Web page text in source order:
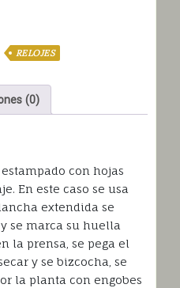
RELOJES
(0)
con hojas
En este caso se usa
extendida se
se marca su huella
la prensa, se pega el
y se bizcocha, se
la planta con engobes